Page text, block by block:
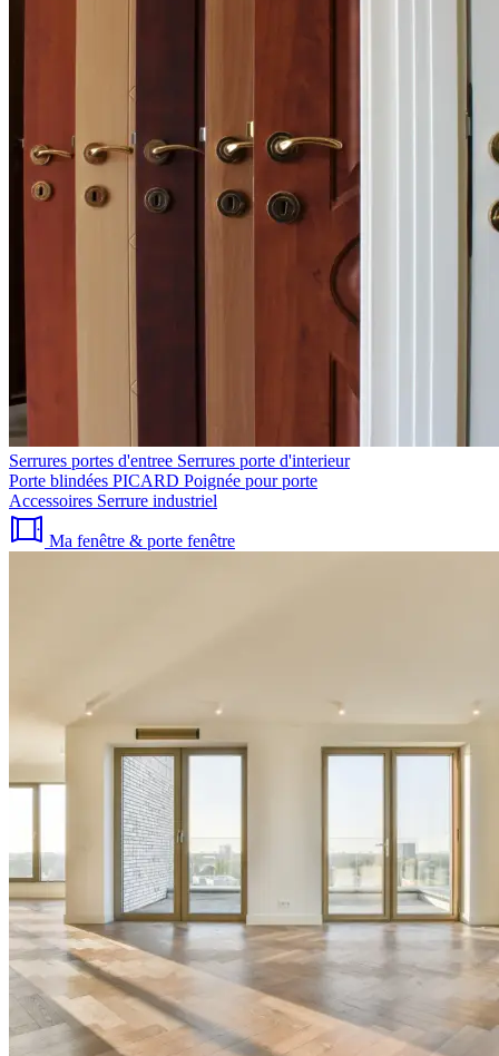
Serrures portes d'entree Serrures porte d'interieur
Porte blindées PICARD Poignée pour porte
Accessoires Serrure industriel
Ma fenêtre & porte fenêtre